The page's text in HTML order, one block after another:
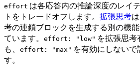
effort は各応答内の推論深度のレイ
トをトレードオフします。 拡張思考
考の連鎖ブロックを生成する別の機
ています。
effort: "low" を拡張思考
も、
effort: "max" を有効にしないで
す。